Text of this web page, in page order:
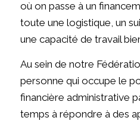
où on passe à un
toute une logistique, un
une capacité de travail
Au sein de notre
personne qui occupe le
financière administrative
temps à répondre à des